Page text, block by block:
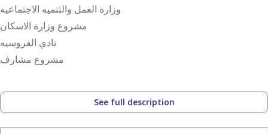
وزارة العمل والتنميه الاجتماعيه
مشروع وزارة الاسكان
نادي الفروسيه
مشروع مشارف
See full description